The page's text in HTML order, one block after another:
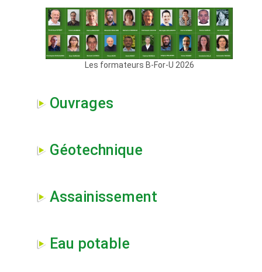
Les formateurs B-For-U 2026
Ouvrages
Géotechnique
Assainissement
Eau potable